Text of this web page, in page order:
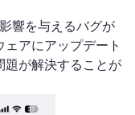
響を与えるバグが
アにアップデート
題が解決することが